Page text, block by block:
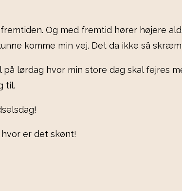
Og med fremtid hører højere
komme min vej. Det da ikke så
lørdag hvor min store dag skal fejres
til.
hvor er det skønt!